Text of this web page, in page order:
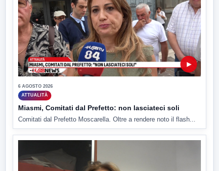
▶
6 AGOSTO 2026
ATTUALITÀ
Miasmi, Comitati dal Prefetto: non lasciateci soli
Comitati dal Prefetto Moscarella. Oltre a rendere noto il flash...